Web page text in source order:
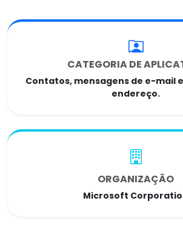
CATEGORIA DE
Contatos, mensagens de e-mail
endereço.
ORGANIZAÇÃO
Microsoft